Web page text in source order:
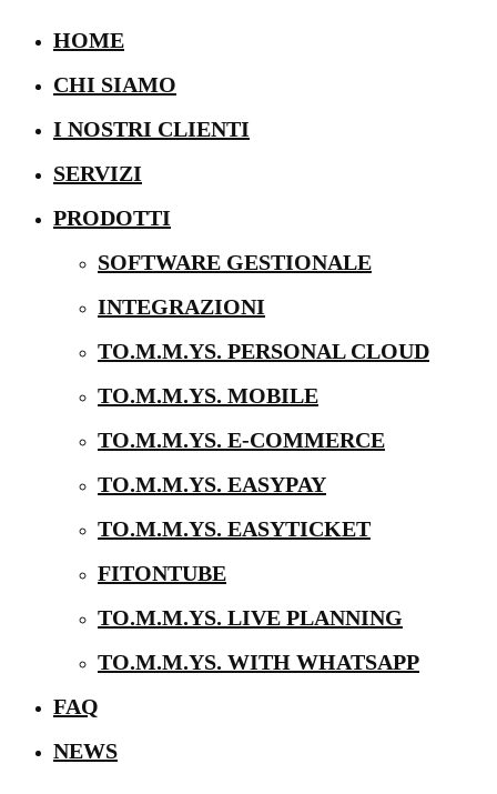
HOME
CHI SIAMO
I NOSTRI CLIENTI
SERVIZI
PRODOTTI
SOFTWARE GESTIONALE
INTEGRAZIONI
TO.M.M.YS. PERSONAL CLOUD
TO.M.M.YS. MOBILE
TO.M.M.YS. E-COMMERCE
TO.M.M.YS. EASYPAY
TO.M.M.YS. EASYTICKET
FITONTUBE
TO.M.M.YS. LIVE PLANNING
TO.M.M.YS. WITH WHATSAPP
FAQ
NEWS